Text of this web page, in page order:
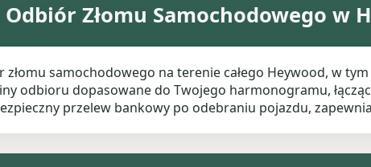
Złomu Samochodowego w
samochodowego na terenie całego Heywood, w
odbioru dopasowane do Twojego harmonogramu,
przelew bankowy po odebraniu pojazdu,